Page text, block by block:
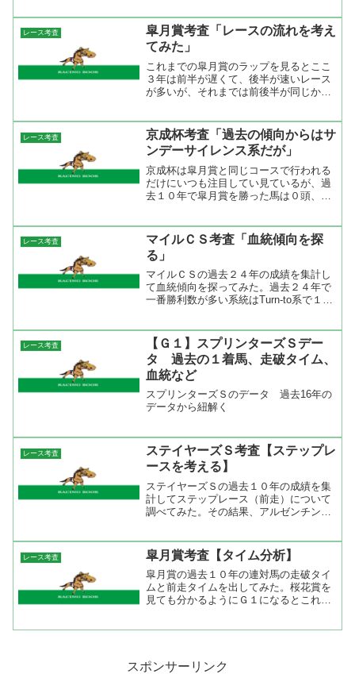
成績を調べてみた。すると、ダービーを
勝った年にジャパンカップに...
レース考査
皐月賞考査「レースの流れを考え
てみた」
これまでの皐月賞のラップを見るとここ
３年は前半が遅くて、後半が速いレース
が多いが、それまでは前後半が同じか前
すく、それは出走頭数に関係していたと
思う。トライアルでも頭数...
レース考査
京成杯考査「過去の傾向からはサ
ンデーサイレンス系だが」
京成杯は皐月賞と同じコースで行われる
だけにいつも注目してい見ているが、過
去１０年で皐月賞を勝った馬は０頭、２
勝った馬なら賞金的に皐月賞に出られて
も同じコースを走っただけ...
レース考査
マイルＣＳ考査「血統傾向を探
る」
マイルＣＳの過去２４年の成績を集計し
て血統傾向を探ってみた。過去２４年で
一番勝利数が多い系統はTurn-to系で１０
勝２着３回、NorthernDancer系...
レース考査
【Ｇ１】スプリンターズＳデー
タ 過去の１着馬、走破タイム、
血統など
スプリンターズＳのデータ 過去16年の
データから紐解く
レース考査
ステイヤーズＳ考査【ステップレ
ースを考える】
ステイヤーズＳの過去１０年の成績を集
計してステップレース（前走）について
調べてみた。その結果、アルゼンチン共
前走レースからみるとこの２レースに出
走した馬が有力候補でしょ...
レース考査 皐月賞考査【タイム分析】
皐月賞の過去１０年の連対馬の走破タイ
ムと前走タイムを出してみた。桜花賞を
見ても分かるようにＧ１になるとこれま
スポンサーリンク